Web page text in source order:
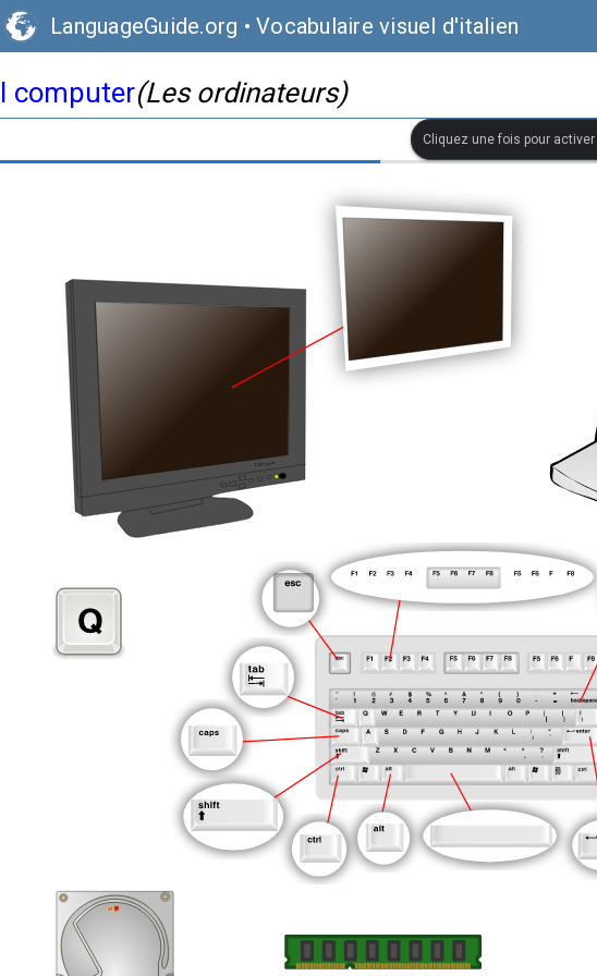
LanguageGuide.org • Vocabulaire visuel d'italien
I computer(Les ordinateurs)
Cliquez une fois pour